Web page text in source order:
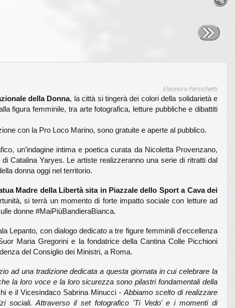
Eleonora Persichetti
della Donna, la città si tingerà dei colori della solidarietà e
figura femminile, tra arte fotografica, letture pubbliche e dibattiti
con la Pro Loco Marino, sono gratuite e aperte al pubblico.
un’indagine intima e poetica curata da Nicoletta Provenzano,
Catalina Yaryes. Le artiste realizzeranno una serie di ritratti dal
donna oggi nel territorio.
Madre della Libertà sita in Piazzale dello Sport a Cava dei
si terrà un momento di forte impatto sociale con letture ad
donne #MaiPiùBandieraBianca.
Lepanto, con dialogo dedicato a tre figure femminili d'eccellenza
Maria Gregorini e la fondatrice della Cantina Colle Picchioni
del Consiglio dei Ministri, a Roma.
ad una tradizione dedicata a questa giornata in cui celebrare la
la loro voce e la loro sicurezza sono pilastri fondamentali della
e il Vicesindaco Sabrina Minucci - Abbiamo scelto di realizzare
sociali. Attraverso il set fotografico 'Ti Vedo' e i momenti di